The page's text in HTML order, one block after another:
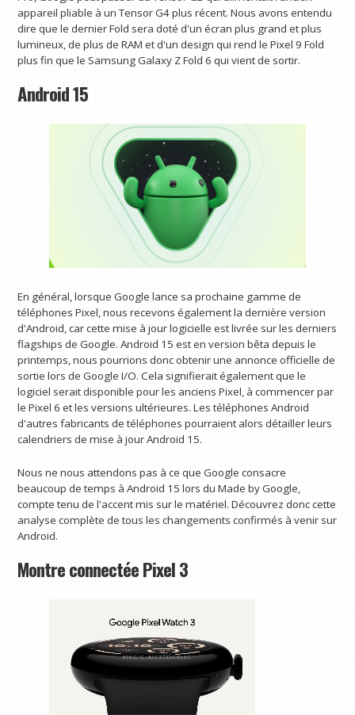
appareil pliable à un Tensor G4 plus récent. Nous avons entendu
dire que le dernier Fold sera doté d'un écran plus grand et plus
lumineux, de plus de RAM et d'un design qui rend le Pixel 9 Fold
plus fin que le Samsung Galaxy Z Fold 6 qui vient de sortir.
Android 15
En général, lorsque Google lance sa prochaine gamme de
téléphones Pixel, nous recevons également la dernière version
d'Android, car cette mise à jour logicielle est livrée sur les derniers
flagships de Google. Android 15 est en version bêta depuis le
printemps, nous pourrions donc obtenir une annonce officielle de
sortie lors de Google I/O. Cela signifierait également que le
logiciel serait disponible pour les anciens Pixel, à commencer par
le Pixel 6 et les versions ultérieures. Les téléphones Android
d'autres fabricants de téléphones pourraient alors détailler leurs
calendriers de mise à jour Android 15.
Nous ne nous attendons pas à ce que Google consacre
beaucoup de temps à Android 15 lors du Made by Google,
compte tenu de l'accent mis sur le matériel. Découvrez donc cette
analyse complète de tous les changements confirmés à venir sur
Android.
Montre connectée Pixel 3